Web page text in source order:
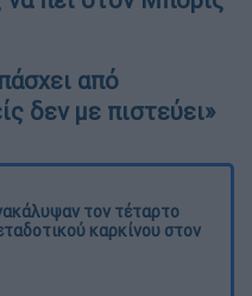
από
δεν με πιστεύει»
τον τέταρτο
καρκίνου στον